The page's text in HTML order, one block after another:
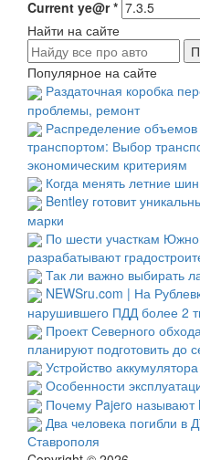
Current ye@r*
Найти на сайте
Популярное на сайте
Раздаточная коробка
проблемы, ремонт
Распределение объемов
транспортом: Выбор
экономическим критериям
Когда менять летние
Bentley готовит
марки
По шести участкам
разрабатывают
Так ли важно выбирать
NEWSru.com | На
нарушившего ПДД более 2
Проект Северного
планируют подготовить до
Устройство аккумулятора
Особенности
Почему Pajero называют
Два человека погибли
Ставрополя